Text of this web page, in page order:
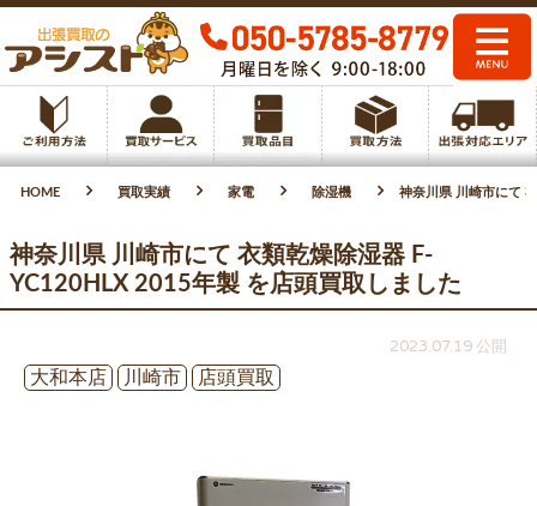
HOME 買取実績 家電 除湿機 神奈川県 川崎市にて
神奈川県 川崎市にて 衣類乾燥除湿器 F-
YC120HLX 2015年製 を店頭買取しました
2023.07.19 公開
大和本店
川崎市 店頭買取